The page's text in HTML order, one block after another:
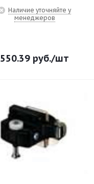
Наличие уточняйте у
менеджеров
550.39 руб./шт